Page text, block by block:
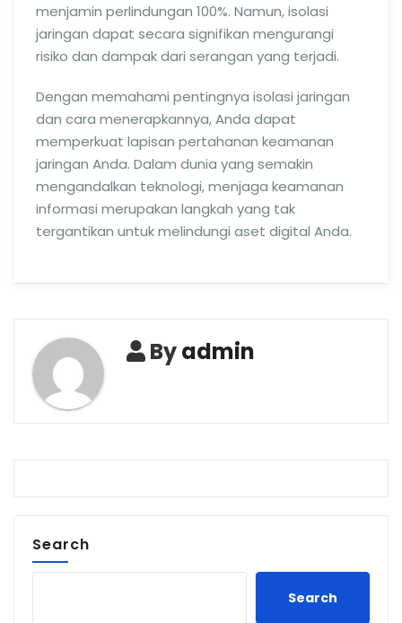
menjamin perlindungan 100%. Namun, isolasi
jaringan dapat secara signifikan mengurangi
risiko dan dampak dari serangan yang terjadi.
Dengan memahami pentingnya isolasi jaringan
dan cara menerapkannya, Anda dapat
memperkuat lapisan pertahanan keamanan
jaringan Anda. Dalam dunia yang semakin
mengandalkan teknologi, menjaga keamanan
informasi merupakan langkah yang tak
tergantikan untuk melindungi aset digital Anda.
Byadmin
Search
Search